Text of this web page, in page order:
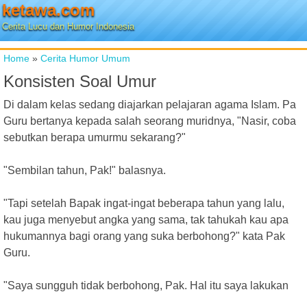
ketawa.com
Cerita Lucu dan Humor Indonesia
Home » Cerita Humor Umum
Konsisten Soal Umur
Di dalam kelas sedang diajarkan pelajaran agama Islam. Pa
Guru bertanya kepada salah seorang muridnya, "Nasir, coba
sebutkan berapa umurmu sekarang?"
"Sembilan tahun, Pak!" balasnya.
"Tapi setelah Bapak ingat-ingat beberapa tahun yang lalu,
kau juga menyebut angka yang sama, tak tahukah kau apa
hukumannya bagi orang yang suka berbohong?" kata Pak
Guru.
"Saya sungguh tidak berbohong, Pak. Hal itu saya lakukan